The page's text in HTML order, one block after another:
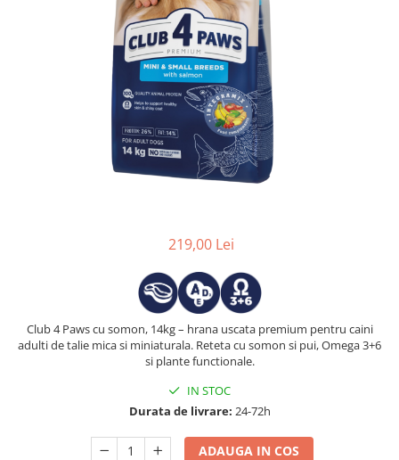
219,00 Lei
Club 4 Paws cu somon, 14kg – hrana uscata premium pentru caini
adulti de talie mica si miniaturala. Reteta cu somon si pui, Omega 3+6
si plante functionale.
IN STOC
Durata de livrare: 24-72h
ADAUGA IN COS